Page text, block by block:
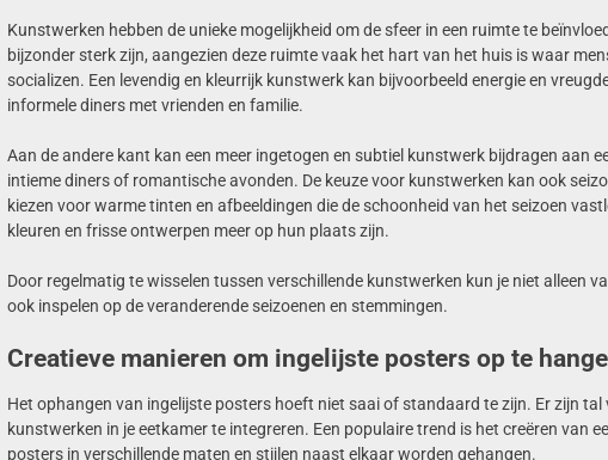
Kunstwerken hebben de unieke mogelijkheid om de sfeer in een ruimte te
bijzonder sterk zijn, aangezien deze ruimte vaak het hart van het huis is waar
socializen. Een levendig en kleurrijk kunstwerk kan bijvoorbeeld energie en
informele diners met vrienden en familie.
Aan de andere kant kan een meer ingetogen en subtiel kunstwerk bijdragen aan
intieme diners of romantische avonden. De keuze voor kunstwerken kan ook
kiezen voor warme tinten en afbeeldingen die de schoonheid van het seizoen
kleuren en frisse ontwerpen meer op hun plaats zijn.
Door regelmatig te wisselen tussen verschillende kunstwerken kun je niet alleen
ook inspelen op de veranderende seizoenen en stemmingen.
Creatieve manieren om ingelijste posters op te
Het ophangen van ingelijste posters hoeft niet saai of standaard te zijn. Er zijn tal
kunstwerken in je eetkamer te integreren. Een populaire trend is het creëren van
posters in verschillende maten en stijlen naast elkaar worden gehangen.